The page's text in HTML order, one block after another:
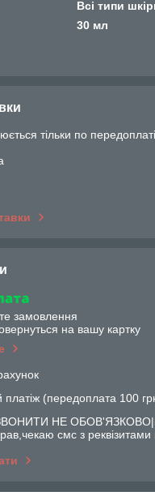
Всі типи
30 мл
тільки по передоплаті.
замовлення
на вашу картку
платіж (передоплата 100
НЕ
смс з реквізитами